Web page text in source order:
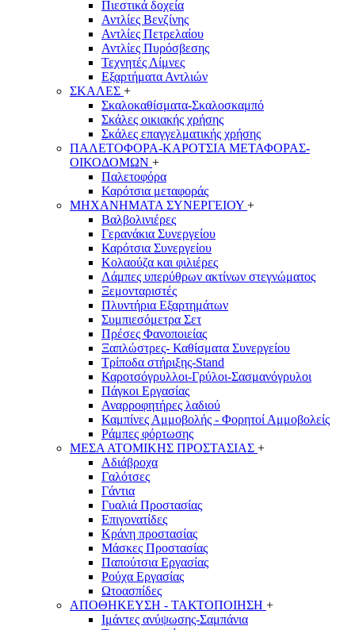
Πιεστικά δοχεία
Αντλίες Βενζίνης
Αντλίες Πετρελαίου
Αντλίες Πυρόσβεσης
Τεχνητές Λίμνες
Εξαρτήματα Αντλιών
ΣΚΑΛΕΣ +
Σκαλοκαθίσματα-Σκαλοσκαμπό
Σκάλες οικιακής χρήσης
Σκάλες επαγγελματικής χρήσης
ΠΑΛΕΤΟΦΟΡΑ-ΚΑΡΟΤΣΙΑ ΜΕΤΑΦΟΡΑΣ-
ΟΙΚΟΔΟΜΩΝ +
Παλετοφόρα
Καρότσια μεταφοράς
ΜΗΧΑΝΗΜΑΤΑ ΣΥΝΕΡΓΕΙΟΥ +
Βαλβολινιέρες
Γερανάκια Συνεργείου
Καρότσια Συνεργείου
Κολαούζα και φιλιέρες
Λάμπες υπερύθρων ακτίνων στεγνώματος
Ξεμονταριστές
Πλυντήρια Εξαρτημάτων
Συμπιεσόμετρα Σετ
Πρέσες Φανοποιείας
Ξαπλώστρες- Καθίσματα Συνεργείου
Τρίποδα στήριξης-Stand
Καροτσόγρυλλοι-Γρύλοι-Σασμανόγρυλοι
Πάγκοι Εργασίας
Αναρροφητήρες λαδιού
Καμπίνες Αμμοβολής - Φορητοί Αμμοβολείς
Ράμπες φόρτωσης
ΜΕΣΑ ΑΤΟΜΙΚΗΣ ΠΡΟΣΤΑΣΙΑΣ +
Αδιάβροχα
Γαλότσες
Γάντια
Γυαλιά Προστασίας
Επιγονατίδες
Κράνη προστασίας
Μάσκες Προστασίας
Παπούτσια Εργασίας
Ρούχα Εργασίας
Ωτοασπίδες
ΑΠΟΘΗΚΕΥΣΗ - ΤΑΚΤΟΠΟΙΗΣΗ +
Ιμάντες ανύψωσης-Σαμπάνια